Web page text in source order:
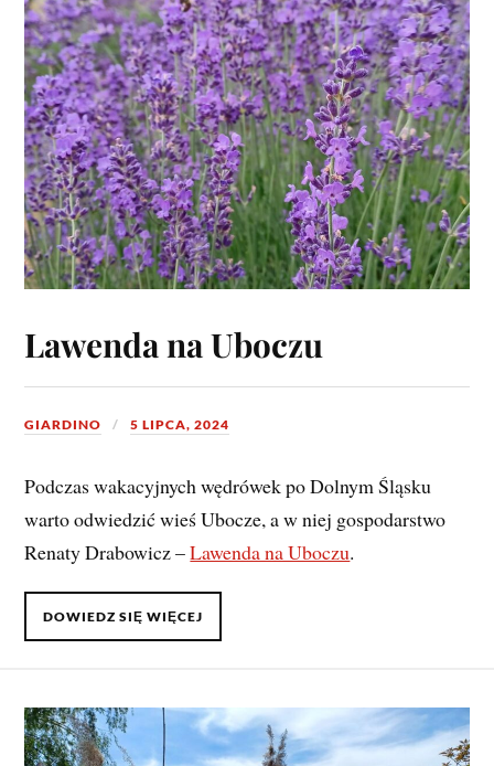
Lawenda na Uboczu
GIARDINO 5 LIPCA, 2024
Podczas wakacyjnych wędrówek po Dolnym Śląsku
warto odwiedzić wieś Ubocze, a w niej gospodarstwo
Renaty Drabowicz –Lawenda na Uboczu.
DOWIEDZ SIĘ WIĘCEJ